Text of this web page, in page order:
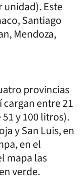
Este
Santiago
Mendoza,
provincias
entre 21
y 100 litros).
y San Luis, en
en el
mapa las
verde.